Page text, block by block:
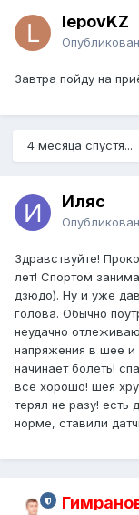
lepovKZ
Завтра пойду на
4 месяца спустя...
Иляс
Здравствуйте!
лет! Спортом
дзюдо). Ну и уже
голова. Обычно
неудачно
напряжения в шее и
начинает болеть!
все хорошо! шея
терял не разу! есть
норме, ставили